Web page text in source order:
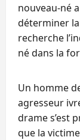
nouveau-né
déterminer la
recherche
né dans la
Un homme
agresseur
drame s’est
que la